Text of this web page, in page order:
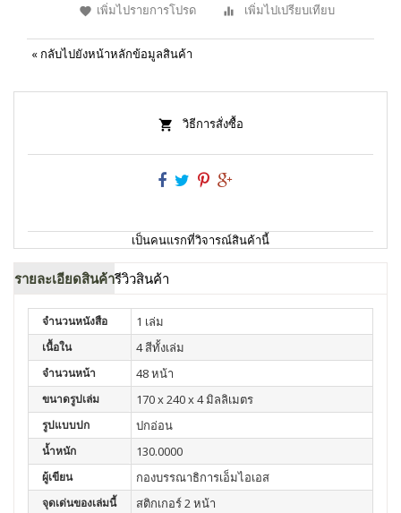
เพิ่มไปรายการโปรด เพิ่มไปเปรียบเทียบ
« กลับไปยังหน้าหลักข้อมูลสินค้า
วิธีการสั่งซื้อ
เป็นคนแรกที่วิจารณ์สินค้านี้
รายละเอียดสินค้ารีวิวสินค้า
จำนวนหนังสือ 1 เล่ม
เนื้อใน 4 สีทั้งเล่ม
จำนวนหน้า 48 หน้า
ขนาดรูปเล่ม 170 x 240 x 4 มิลลิเมตร
รูปแบบปก ปกอ่อน
น้ำหนัก 130.0000
ผู้เขียน กองบรรณาธิการเอ็มไอเอส
จุดเด่นของเล่มนี้ สติกเกอร์ 2 หน้า